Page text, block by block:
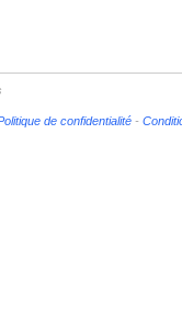
de confidentialité -